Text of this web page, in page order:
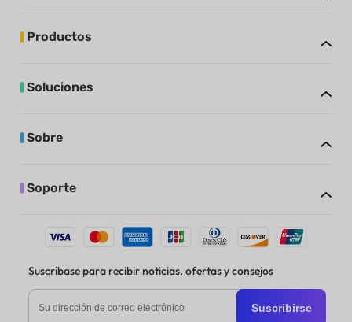
Productos
Soluciones
Sobre
Soporte
Suscríbase para recibir noticias, ofertas y consejos
Suscribirse